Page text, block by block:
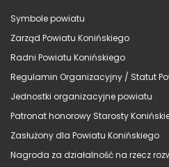
Symbole powiatu
Zarząd Powiatu Konińskiego
Radni Powiatu Konińskiego
Regulamin Organizacyjny / Statut
Jednostki organizacyjne powiatu
Patronat honorowy Starosty
Zasłużony dla Powiatu Konińskiego
Nagroda za działalność na rzecz